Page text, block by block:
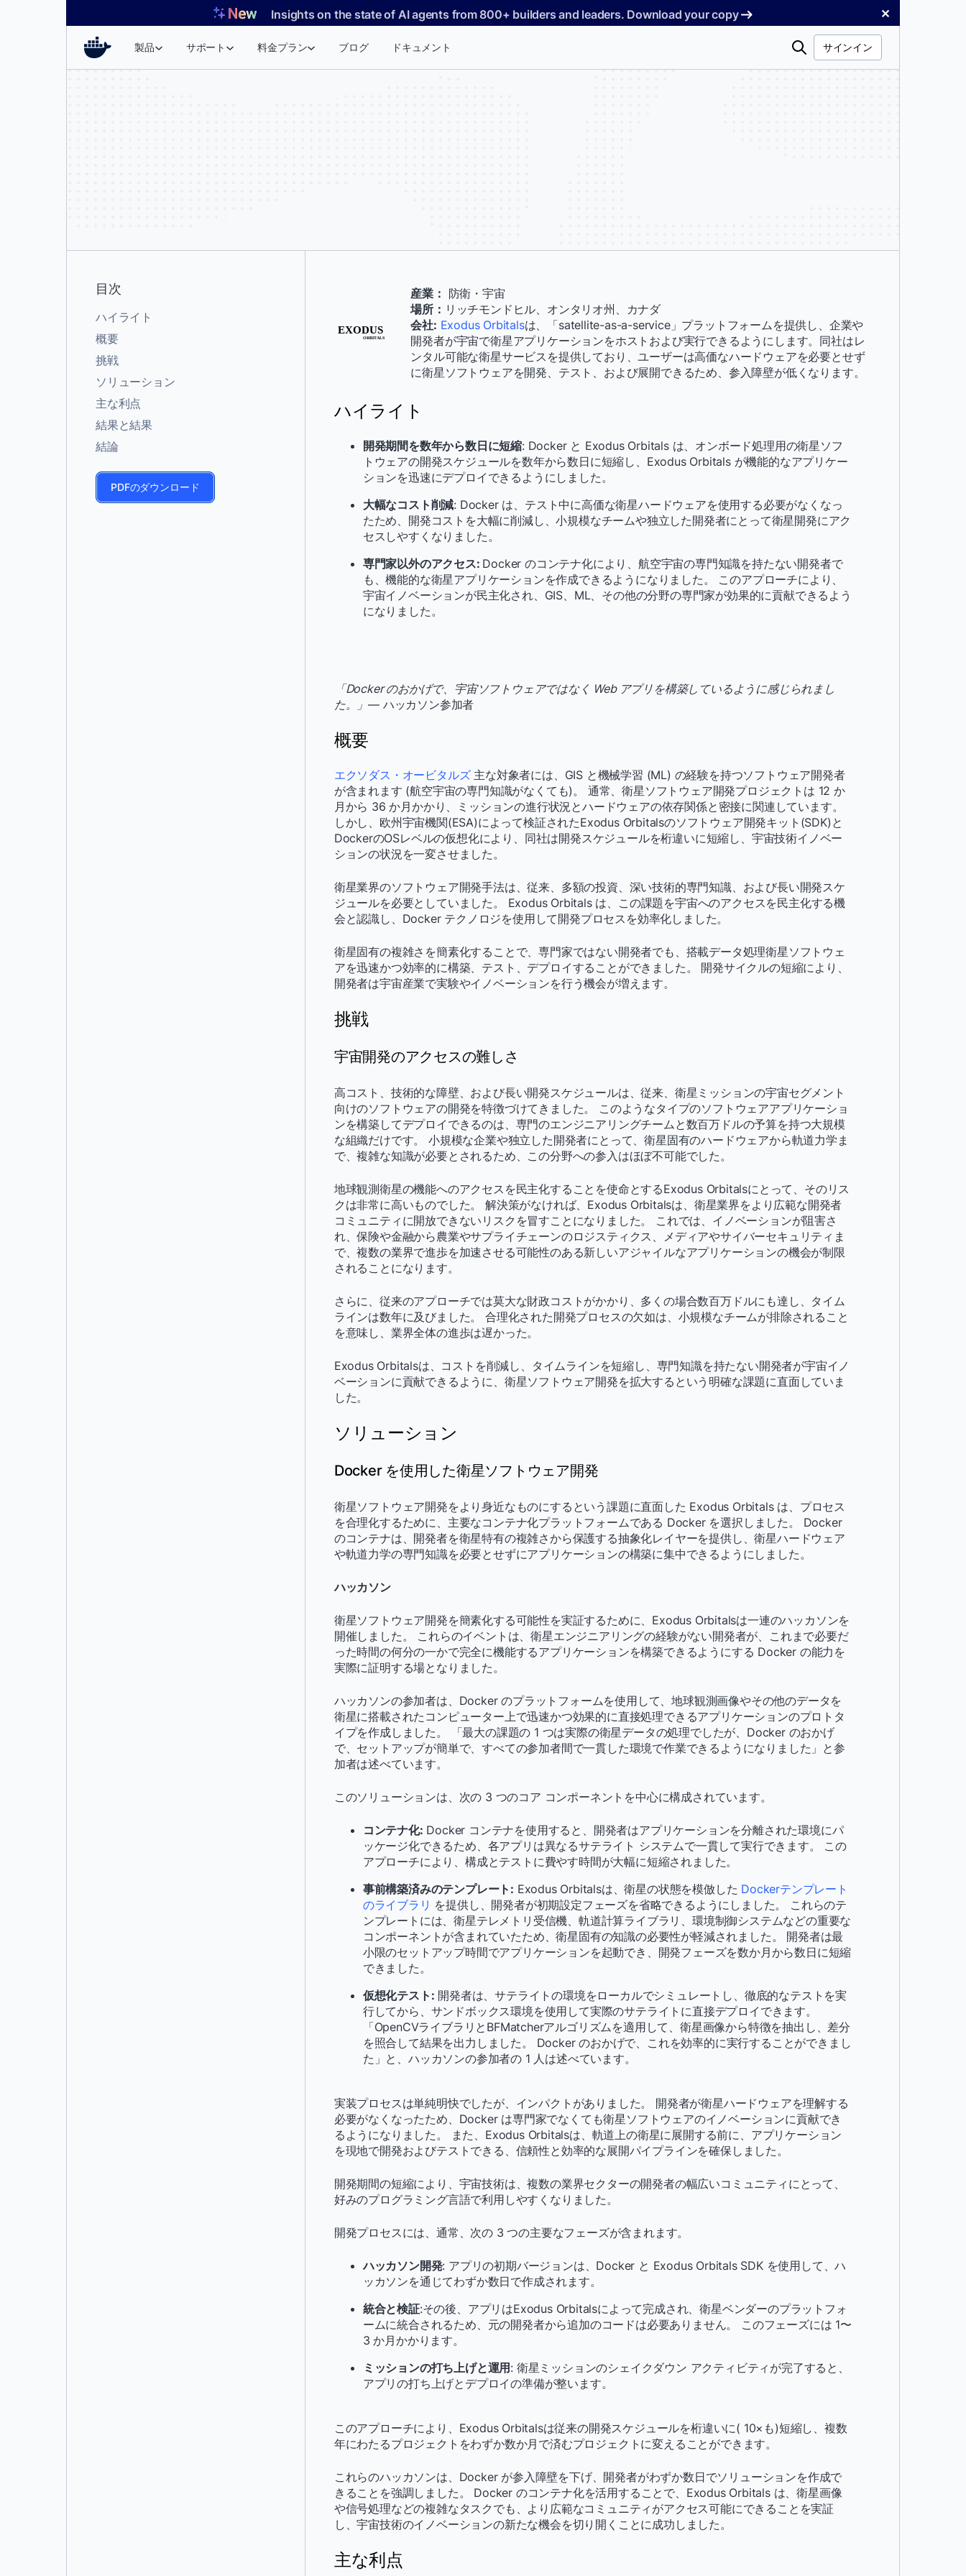
Insights on the state of AI agents from 800+ builders and leaders. Download your copy ✕
製品 サポート 料金プラン ブログ ドキュメント
検
サインイン
目次
ハイライト
概要
挑戦
ソリューション
主な利点
結果と結果
結論
PDFのダウンロード
産業： 防衛・宇宙
場所： リッチモンドヒル、オンタリオ州、カナダ
会社: Exodus Orbitalsは、「satellite-as-a-service」プラットフォームを提供し、企業や
開発者が宇宙で衛星アプリケーションをホストおよび実行できるようにします。同社はレ
ンタル可能な衛星サービスを提供しており、ユーザーは高価なハードウェアを必要とせず
に衛星ソフトウェアを開発、テスト、および展開できるため、参入障壁が低くなります。
ハイライト
開発期間を数年から数日に短縮: Docker と Exodus Orbitals は、オンボード処理用の衛星ソフ
トウェアの開発スケジュールを数年から数日に短縮し、Exodus Orbitals が機能的なアプリケー
ションを迅速にデプロイできるようにしました。
大幅なコスト削減: Docker は、テスト中に高価な衛星ハードウェアを使用する必要がなくなっ
たため、開発コストを大幅に削減し、小規模なチームや独立した開発者にとって衛星開発にアク
セスしやすくなりました。
専門家以外のアクセス: Docker のコンテナ化により、航空宇宙の専門知識を持たない開発者で
も、機能的な衛星アプリケーションを作成できるようになりました。 このアプローチにより、
宇宙イノベーションが民主化され、GIS、ML、その他の分野の専門家が効果的に貢献できるよう
になりました。
「Docker のおかげで、宇宙ソフトウェアではなく Web アプリを構築しているように感じられまし
た。」— ハッカソン参加者
概要
エクソダス・オービタルズ主な対象者には、GIS と機械学習 (ML) の経験を持つソフトウェア開発者
が含まれます (航空宇宙の専門知識がなくても)。 通常、衛星ソフトウェア開発プロジェクトは 12 か
月から 36 か月かかり、ミッションの進行状況とハードウェアの依存関係と密接に関連しています。
しかし、欧州宇宙機関(ESA)によって検証されたExodus Orbitalsのソフトウェア開発キット(SDK)と
DockerのOSレベルの仮想化により、同社は開発スケジュールを桁違いに短縮し、宇宙技術イノベー
ションの状況を一変させました。
衛星業界のソフトウェア開発手法は、従来、多額の投資、深い技術的専門知識、および長い開発スケ
ジュールを必要としていました。 Exodus Orbitals は、この課題を宇宙へのアクセスを民主化する機
会と認識し、Docker テクノロジを使用して開発プロセスを効率化しました。
衛星固有の複雑さを簡素化することで、専門家ではない開発者でも、搭載データ処理衛星ソフトウェ
アを迅速かつ効率的に構築、テスト、デプロイすることができました。 開発サイクルの短縮により、
開発者は宇宙産業で実験やイノベーションを行う機会が増えます。
挑戦
宇宙開発のアクセスの難しさ
高コスト、技術的な障壁、および長い開発スケジュールは、従来、衛星ミッションの宇宙セグメント
向けのソフトウェアの開発を特徴づけてきました。 このようなタイプのソフトウェアアプリケーショ
ンを構築してデプロイできるのは、専門のエンジニアリングチームと数百万ドルの予算を持つ大規模
な組織だけです。 小規模な企業や独立した開発者にとって、衛星固有のハードウェアから軌道力学ま
で、複雑な知識が必要とされるため、この分野への参入はほぼ不可能でした。
地球観測衛星の機能へのアクセスを民主化することを使命とするExodus Orbitalsにとって、そのリス
クは非常に高いものでした。 解決策がなければ、Exodus Orbitalsは、衛星業界をより広範な開発者
コミュニティに開放できないリスクを冒すことになりました。 これでは、イノベーションが阻害さ
れ、保険や金融から農業やサプライチェーンのロジスティクス、メディアやサイバーセキュリティま
で、複数の業界で進歩を加速させる可能性のある新しいアジャイルなアプリケーションの機会が制限
されることになります。
さらに、従来のアプローチでは莫大な財政コストがかかり、多くの場合数百万ドルにも達し、タイム
ラインは数年に及びました。 合理化された開発プロセスの欠如は、小規模なチームが排除されること
を意味し、業界全体の進歩は遅かった。
Exodus Orbitalsは、コストを削減し、タイムラインを短縮し、専門知識を持たない開発者が宇宙イノ
ベーションに貢献できるように、衛星ソフトウェア開発を拡大するという明確な課題に直面していま
した。
ソリューション
Docker を使用した衛星ソフトウェア開発
衛星ソフトウェア開発をより身近なものにするという課題に直面した Exodus Orbitals は、プロセス
を合理化するために、主要なコンテナ化プラットフォームである Docker を選択しました。 Docker
のコンテナは、開発者を衛星特有の複雑さから保護する抽象化レイヤーを提供し、衛星ハードウェア
や軌道力学の専門知識を必要とせずにアプリケーションの構築に集中できるようにしました。
ハッカソン
衛星ソフトウェア開発を簡素化する可能性を実証するために、Exodus Orbitalsは一連のハッカソンを
開催しました。 これらのイベントは、衛星エンジニアリングの経験がない開発者が、これまで必要だ
った時間の何分の一かで完全に機能するアプリケーションを構築できるようにする Docker の能力を
実際に証明する場となりました。
ハッカソンの参加者は、Docker のプラットフォームを使用して、地球観測画像やその他のデータを
衛星に搭載されたコンピューター上で迅速かつ効果的に直接処理できるアプリケーションのプロトタ
イプを作成しました。 「最大の課題の 1 つは実際の衛星データの処理でしたが、Docker のおかげ
で、セットアップが簡単で、すべての参加者間で一貫した環境で作業できるようになりました」と参
加者は述べています。
このソリューションは、次の 3 つのコア コンポーネントを中心に構成されています。
コンテナ化: Docker コンテナを使用すると、開発者はアプリケーションを分離された環境にパ
ッケージ化できるため、各アプリは異なるサテライト システムで一貫して実行できます。 この
アプローチにより、構成とテストに費やす時間が大幅に短縮されました。
事前構築済みのテンプレート: Exodus Orbitalsは、衛星の状態を模倣した Dockerテンプレート
のライブラリ を提供し、開発者が初期設定フェーズを省略できるようにしました。 これらのテ
ンプレートには、衛星テレメトリ受信機、軌道計算ライブラリ、環境制御システムなどの重要な
コンポーネントが含まれていたため、衛星固有の知識の必要性が軽減されました。 開発者は最
小限のセットアップ時間でアプリケーションを起動でき、開発フェーズを数か月から数日に短縮
できました。
仮想化テスト: 開発者は、サテライトの環境をローカルでシミュレートし、徹底的なテストを実
行してから、サンドボックス環境を使用して実際のサテライトに直接デプロイできます。
「OpenCVライブラリとBFMatcherアルゴリズムを適用して、衛星画像から特徴を抽出し、差分
を照合して結果を出力しました。 Docker のおかげで、これを効率的に実行することができまし
た」と、ハッカソンの参加者の 1 人は述べています。
実装プロセスは単純明快でしたが、インパクトがありました。 開発者が衛星ハードウェアを理解する
必要がなくなったため、Docker は専門家でなくても衛星ソフトウェアのイノベーションに貢献でき
るようになりました。 また、Exodus Orbitalsは、軌道上の衛星に展開する前に、アプリケーション
を現地で開発およびテストできる、信頼性と効率的な展開パイプラインを確保しました。
開発期間の短縮により、宇宙技術は、複数の業界セクターの開発者の幅広いコミュニティにとって、
好みのプログラミング言語で利用しやすくなりました。
開発プロセスには、通常、次の 3 つの主要なフェーズが含まれます。
ハッカソン開発: アプリの初期バージョンは、Docker と Exodus Orbitals SDK を使用して、ハ
ッカソンを通じてわずか数日で作成されます。
統合と検証:その後、アプリはExodus Orbitalsによって完成され、衛星ベンダーのプラットフォ
ームに統合されるため、元の開発者から追加のコードは必要ありません。 このフェーズには 1〜
3 か月かかります。
ミッションの打ち上げと運用 : 衛星ミッションのシェイクダウン アクティビティが完了すると、
アプリの打ち上げとデプロイの準備が整います。
このアプローチにより、Exodus Orbitalsは従来の開発スケジュールを桁違いに( 10×も)短縮し、複数
年にわたるプロジェクトをわずか数か月で済むプロジェクトに変えることができます。
これらのハッカソンは、Docker が参入障壁を下げ、開発者がわずか数日でソリューションを作成で
きることを強調しました。 Docker のコンテナ化を活用することで、Exodus Orbitals は、衛星画像
や信号処理などの複雑なタスクでも、より広範なコミュニティがアクセス可能にできることを実証
し、宇宙技術のイノベーションの新たな機会を切り開くことに成功しました。
主な利点